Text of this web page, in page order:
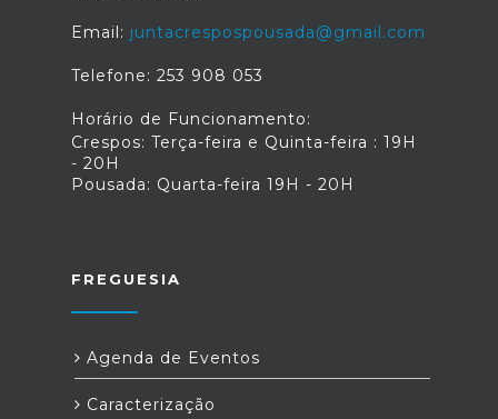
Email: juntacrespospousada@gmail.com
Telefone: 253 908 053
Horário de Funcionamento:
Crespos: Terça-feira e Quinta-feira : 19H
- 20H
Pousada: Quarta-feira 19H - 20H
FREGUESIA
Agenda de Eventos
Caracterização